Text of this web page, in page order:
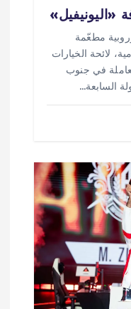
«اليونيفيل»
مطعّمة
لائحة الخيارات
في جنوب
السابعة…